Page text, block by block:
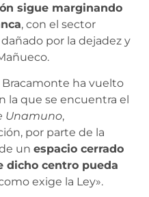
sigue marginando
, con el sector
por la dejadez y
Bracamonte ha vuelto
la que se encuentra el
Unamuno,
por parte de la
un espacio cerrado
dicho centro pueda
exige la Ley».